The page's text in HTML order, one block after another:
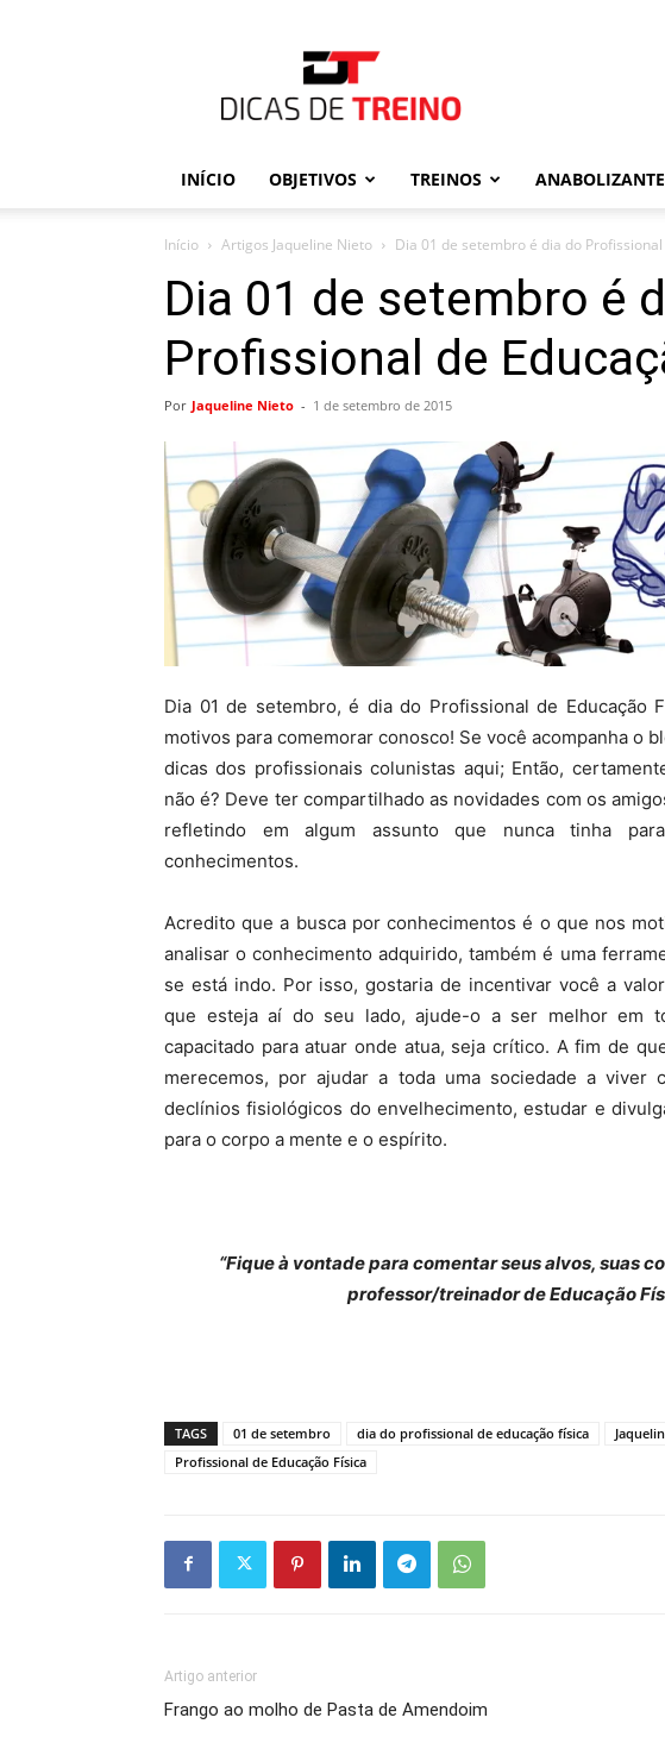
de
Treino
INÍCIO OBJETIVOS TREINOS
Início Artigos Jaqueline Nieto Dia 01 de setembro é dia do Profissional
Dia 01 de setembro é
Profissional de
Por Jaqueline Nieto - 1 de setembro de 2015
Dia 01 de setembro, é dia do Profissional de Educação
motivos para comemorar conosco! Se você acompanha o
dicas dos profissionais colunistas aqui; Então,
não é? Deve ter compartilhado as novidades com os
refletindo em algum assunto que nunca tinha
conhecimentos.
Acredito que a busca por conhecimentos é o que nos
analisar o conhecimento adquirido, também é uma
se está indo. Por isso, gostaria de incentivar você a
que esteja aí do seu lado, ajude-o a ser melhor em
capacitado para atuar onde atua, seja crítico. A fim de
merecemos, por ajudar a toda uma sociedade a viver
declínios fisiológicos do envelhecimento, estudar e
para o corpo a mente e o espírito.
“Fique à vontade para comentar seus alvos, suas
professor/treinador de Educação
TAGS 01 de setembro dia do profissional de educação física
Profissional de Educação Física
Artigo anterior
Frango ao molho de Pasta de Amendoim